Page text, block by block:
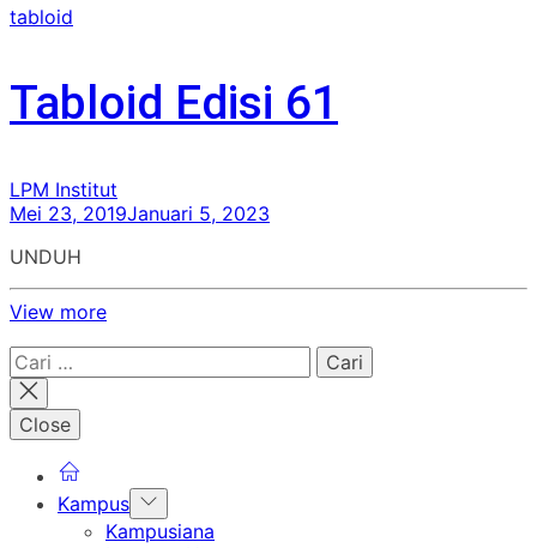
tabloid
Tabloid Edisi 61
LPM Institut
Mei 23, 2019Januari 5, 2023
UNDUH
View more
Cari
untuk:
Close
Kampus Show
sub
Kampusiana